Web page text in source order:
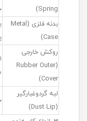
Spring)
بدنه فلزی (Metal
Case)
روکش خارجی
(Rubber Outer
Cover)
لبه گردوغبارگیر
(Dust Lip)